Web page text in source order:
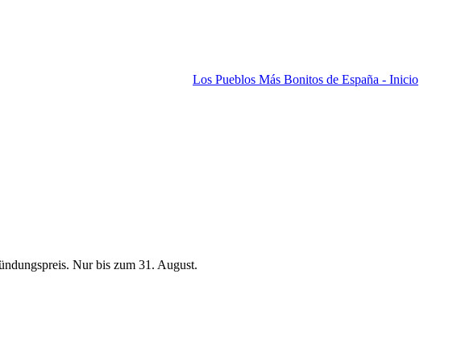
Los Pueblos Más Bonitos de España - Inicio
Nur bis zum 31. August.